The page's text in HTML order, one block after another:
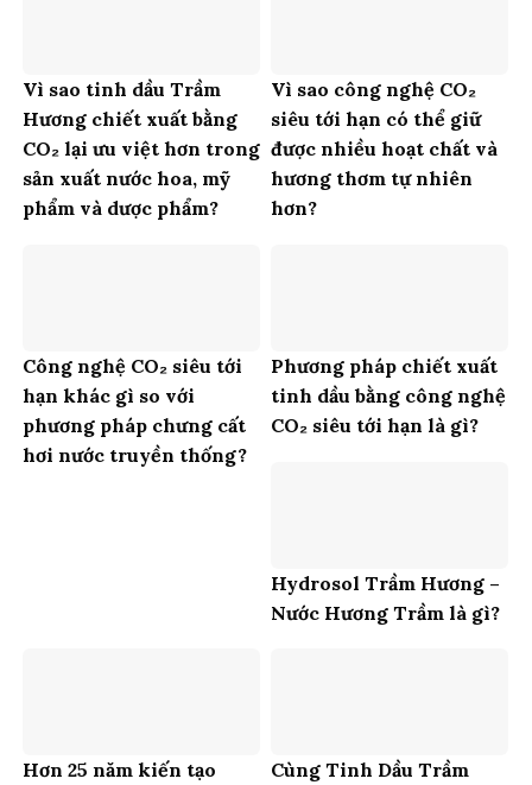
Vì sao tinh dầu Trầm
Hương chiết xuất bằng
CO₂ lại ưu việt hơn trong
sản xuất nước hoa, mỹ
phẩm và dược phẩm?
Vì sao công nghệ CO₂
siêu tới hạn có thể giữ
được nhiều hoạt chất và
hương thơm tự nhiên
hơn?
Công nghệ CO₂ siêu tới
hạn khác gì so với
phương pháp chưng cất
hơi nước truyền thống?
Phương pháp chiết xuất
tinh dầu bằng công nghệ
CO₂ siêu tới hạn là gì?
Hydrosol Trầm Hương –
Nước Hương Trầm là gì?
Hơn 25 năm kiến tạo
Cùng Tinh Dầu Trầm